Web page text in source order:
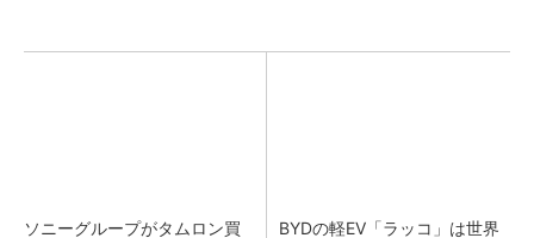
ソニーグループがタムロン買
BYDの軽EV「ラッコ」は世界